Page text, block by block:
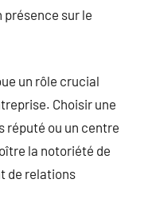
présence sur le
un rôle crucial
Choisir une
réputé ou un centre
la notoriété de
de relations